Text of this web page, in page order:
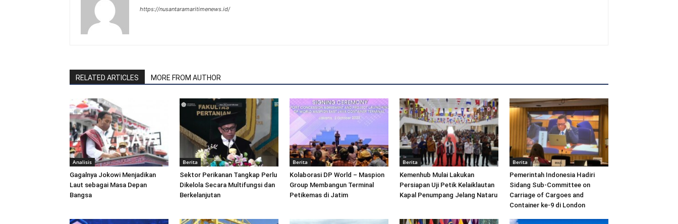
https://nusantaramaritimenews.id/
RELATED ARTICLES MORE FROM AUTHOR
Analisis
Gagalnya Jokowi Menjadikan
Laut sebagai Masa Depan
Bangsa
Berita
Sektor Perikanan Tangkap Perlu
Dikelola Secara Multifungsi dan
Berkelanjutan
Berita
Kolaborasi DP World – Maspion
Group Membangun Terminal
Petikemas di Jatim
Berita
Kemenhub Mulai Lakukan
Persiapan Uji Petik Kelaiklautan
Kapal Penumpang Jelang Nataru
Berita
Pemerintah Indonesia Hadiri
Sidang Sub-Committee on
Carriage of Cargoes and
Container ke-9 di London